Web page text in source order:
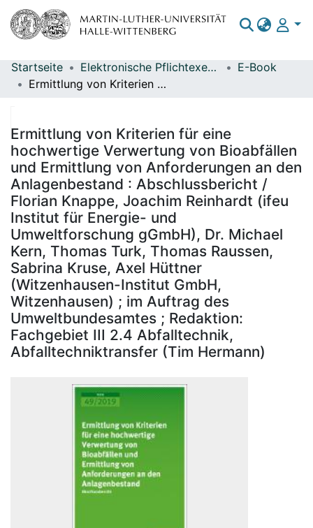
Bereiche & Sammlungen
Statistiken
Startseite Elektronische Pflichtexemplare
E-Book
Ermittlung von Kriterien für eine hochwertige Verwertung von Bioabfällen und Ermittlung von Anforderungen an den Anlagenbestand : Abschlussbericht / Florian Knappe, Joachim Reinhardt (ifeu Institut für Energie- und Umweltforschung gGmbH), Dr. Michael Kern, Thomas Turk, Thomas Raussen, Sabrina Kruse, Axel Hüttner (Witzenhausen-Institut GmbH, Witzenhausen) ; im Auftrag des Umweltbundesamtes ; Redaktion: Fachgebiet III 2.4 Abfalltechnik, Abfalltechniktransfer (Tim Hermann)
Ermittlung von Kriterien für eine
hochwertige Verwertung von Bioabfällen
und Ermittlung von Anforderungen an den
Anlagenbestand : Abschlussbericht /
Florian Knappe, Joachim Reinhardt (ifeu
Institut für Energie- und
Umweltforschung gGmbH), Dr. Michael
Kern, Thomas Turk, Thomas Raussen,
Sabrina Kruse, Axel Hüttner
(Witzenhausen-Institut GmbH,
Witzenhausen) ; im Auftrag des
Umweltbundesamtes ; Redaktion:
Fachgebiet III 2.4 Abfalltechnik,
Abfalltechniktransfer (Tim Hermann)